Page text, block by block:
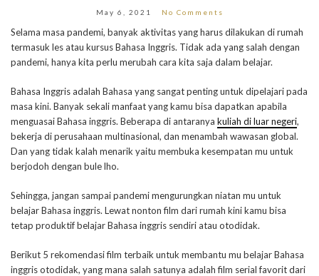
May 6, 2021 No Comments
Selama masa pandemi, banyak aktivitas yang harus dilakukan di rumah
termasuk les atau kursus Bahasa Inggris. Tidak ada yang salah dengan
pandemi, hanya kita perlu merubah cara kita saja dalam belajar.
Bahasa Inggris adalah Bahasa yang sangat penting untuk dipelajari pada
masa kini. Banyak sekali manfaat yang kamu bisa dapatkan apabila
menguasai Bahasa inggris. Beberapa di antaranya kuliah di luar negeri,
bekerja di perusahaan multinasional, dan menambah wawasan global.
Dan yang tidak kalah menarik yaitu membuka kesempatan mu untuk
berjodoh dengan bule lho.
Sehingga, jangan sampai pandemi mengurungkan niatan mu untuk
belajar Bahasa inggris. Lewat nonton film dari rumah kini kamu bisa
tetap produktif belajar Bahasa inggris sendiri atau otodidak.
Berikut 5 rekomendasi film terbaik untuk membantu mu belajar Bahasa
inggris otodidak, yang mana salah satunya adalah film serial favorit dari